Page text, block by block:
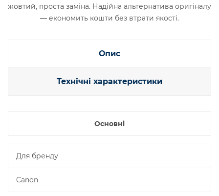
жовтий, проста заміна. Надійна альтернатива оригіналу
— економить кошти без втрати якості.
Опис
Технічні характеристики
Основні
Для бренду
Canon